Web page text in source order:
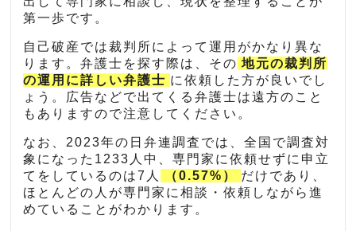
第一歩です。
自己破産では裁判所によって運用がかなり異な
ります。弁護士を探す際は、その 地元の裁判所
の運用に詳しい弁護士 に依頼した方が良いでし
ょう。広告などで出てくる弁護士は遠方のこと
もありますので注意してください。
なお、2023年の日弁連調査では、全国で調査対
象になった1233人中、専門家に依頼せずに申立
てをしているのは7人
（0.57%）
だけであり、
ほとんどの人が専門家に相談・依頼しながら進
めていることがわかります。